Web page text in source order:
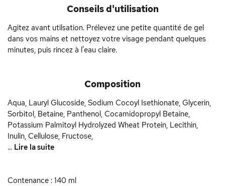
Conseils d'utilisation
Agitez avant utilsation. Prélevez une petite quantité de gel
dans vos mains et nettoyez votre visage pendant quelques
minutes, puis rincez à l'eau claire.
Composition
Aqua, Lauryl Glucoside, Sodium Cocoyl Isethionate, Glycerin,
Sorbitol, Betaine, Panthenol, Cocamidopropyl Betaine,
Potassium Palmitoyl Hydrolyzed Wheat Protein, Lecithin,
Inulin, Cellulose, Fructose,
... Lire la suite
Contenance : 140 ml